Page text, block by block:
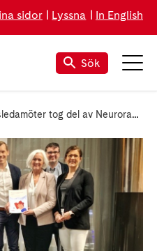
sidor Lyssna In English
Sök
Riksdagsledamöter tog del av Neurorapporten